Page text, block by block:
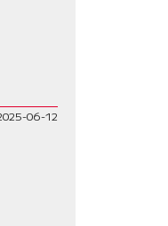
06-12